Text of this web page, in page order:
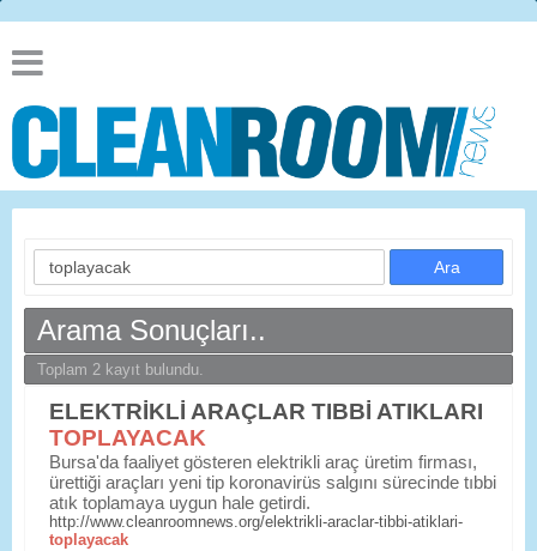
Arama Sonuçları..
Toplam 2 kayıt bulundu.
ELEKTRİKLİ ARAÇLAR TIBBİ ATIKLARI
TOPLAYACAK
Bursa'da faaliyet gösteren elektrikli araç üretim firması,
ürettiği araçları yeni tip koronavirüs salgını sürecinde tıbbi
atık toplamaya uygun hale getirdi.
http://www.cleanroomnews.org/elektrikli-araclar-tibbi-atiklari-
toplayacak